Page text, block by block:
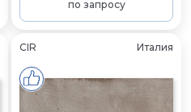
по запросу
CIR Италия